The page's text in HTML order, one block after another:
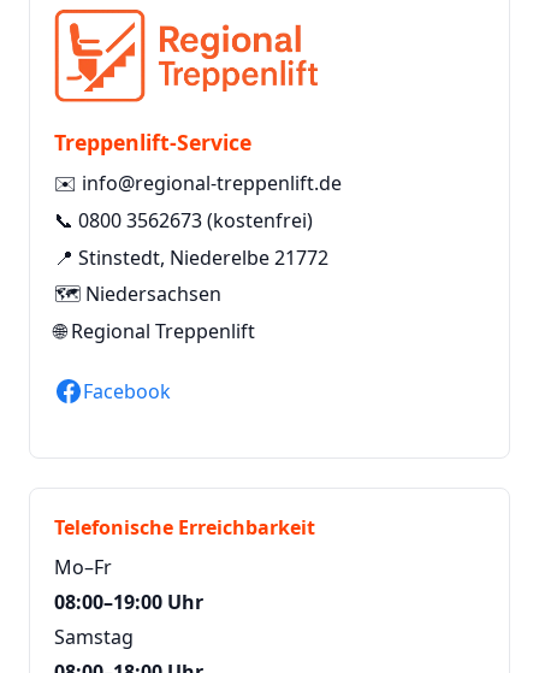
Treppenlift-Service
✉️ info@regional-treppenlift.de
📞 0800 3562673(kostenfrei)
📍 Stinstedt, Niederelbe 21772
🗺️ Niedersachsen
🌐Regional Treppenlift
Facebook
Telefonische Erreichbarkeit
Mo–Fr
08:00–19:00 Uhr
Samstag